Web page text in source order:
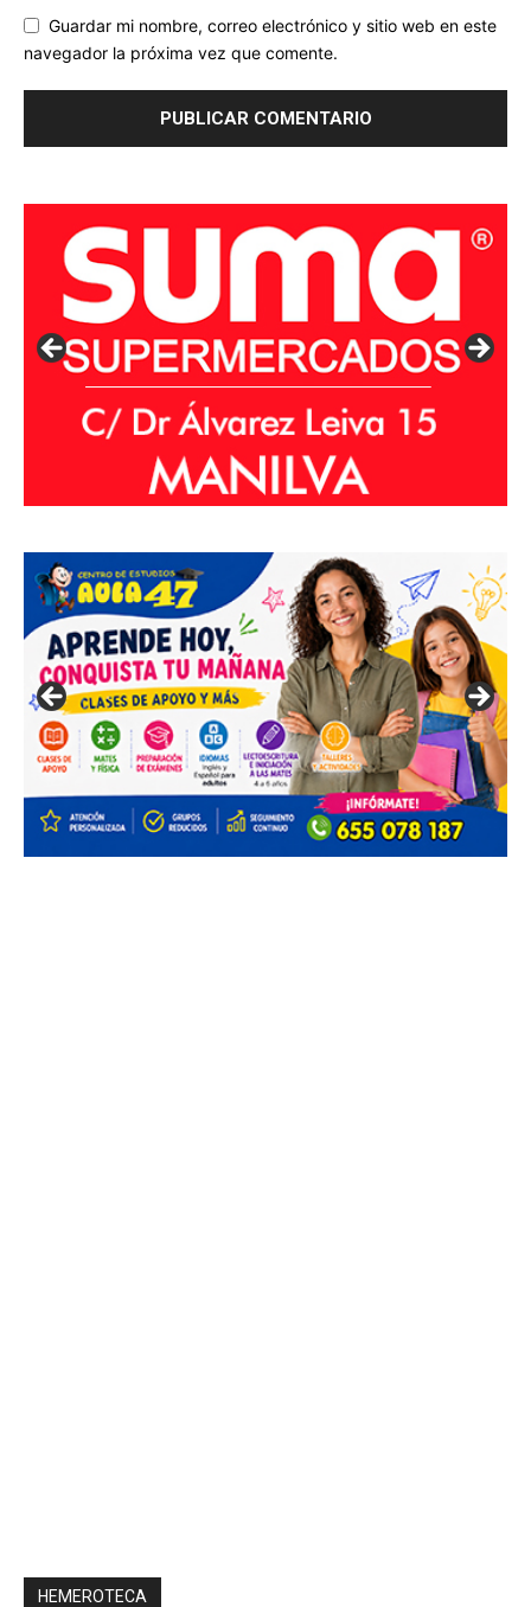
Guardar mi nombre, correo electrónico y sitio web en este
navegador la próxima vez que comente.
HEMEROTECA